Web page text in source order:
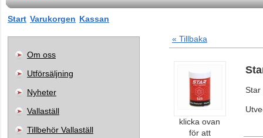
Start Varukorgen Kassan
Om oss
Utförsäljning
Nyheter
Vallaställ
Tillbehör Vallaställ
« Tillbaka
klicka ovan
för att
Star